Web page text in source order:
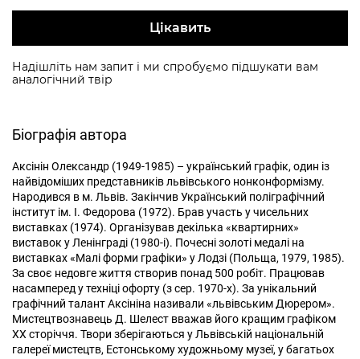
Цікавить
Надішліть нам запит і ми спробуємо підшукати вам
аналогічний твір
Біографія автора
Аксінін Олександр (1949-1985) – український графік, один із
найвідоміших представників львівського нонконформізму.
Народився в м. Львів. Закінчив Український поліграфічний
інститут ім. І. Федорова (1972). Брав участь у чисельних
виставках (1974). Організував декілька «квартирних»
виставок у Ленінграді (1980-і). Почесні золоті медалі на
виставках «Малі форми графіки» у Лодзі (Польща, 1979, 1985).
За своє недовге життя створив понад 500 робіт. Працював
насамперед у техніці офорту (з сер. 1970-х). За унікальний
графічний талант Аксініна називали «львівським Дюрером».
Мистецтвознавець Д. Шелест вважав його кращим графіком
ХХ сторіччя. Твори зберігаються у Львівській національній
галереї мистецтв, Естонському художньому музеї, у багатьох